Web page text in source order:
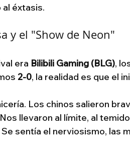
éxtasis.
y el "Show de Neon"
era Bilibili Gaming (BLG),
2-0, la realidad es que el
Los chinos salieron
llevaron al límite, al
sentía el nerviosismo, las